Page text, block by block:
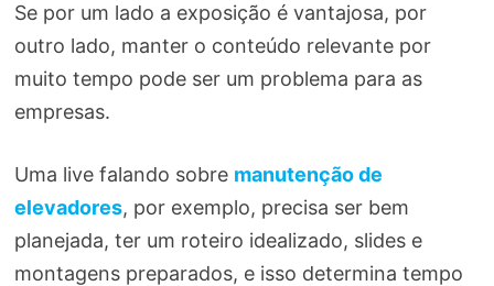
Se por um lado a exposição é vantajosa, por
outro lado, manter o conteúdo relevante por
muito tempo pode ser um problema para as
empresas.
Uma live falando sobre manutenção de
elevadores, por exemplo, precisa ser bem
planejada, ter um roteiro idealizado, slides e
montagens preparados, e isso determina tempo